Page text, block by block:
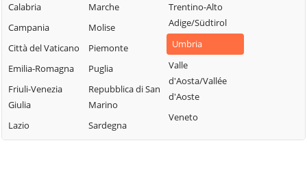
Deruta
Fossato di Vico
Fratta Todina
Norcia
Paciano
Panicale
Passignano sul
Trasimeno
Perugia
Piegaro
Valfabbrica
Vallo di Nera
Valtopina
Calabria
Campania
Città del Vaticano
Emilia-Romagna
Friuli-Venezia
Giulia
Lazio
Marche
Molise
Piemonte
Puglia
Repubblica di San
Marino
Sardegna
Trentino-Alto
Adige/Südtirol
Umbria
Valle
d'Aosta/Vallée
d'Aoste
Veneto